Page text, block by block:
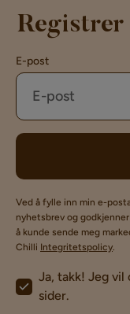
Registrer
E-post
Ved å fylle inn min e-
nyhetsbrev og
å kunde sende meg
Chilli Integritetspolicy.
Ja, takk! Jeg
sider.